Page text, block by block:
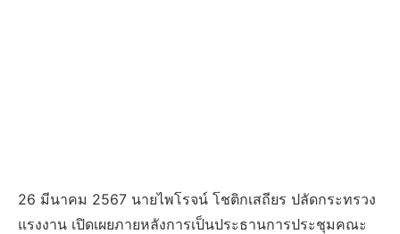
26 มีนาคม 2567 นายไพโรจน์ โชติกเสถียร ปลัดกระทรวง
แรงงาน เปิดเผยภายหลังการเป็นประธานการประชุมคณะ